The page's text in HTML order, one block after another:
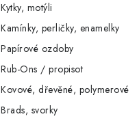
Kytky, motýli
Kamínky, perličky, enamelky
Papírové ozdoby
Rub-Ons / propisot
Kovové, dřevěné, polymerové
Brads, svorky